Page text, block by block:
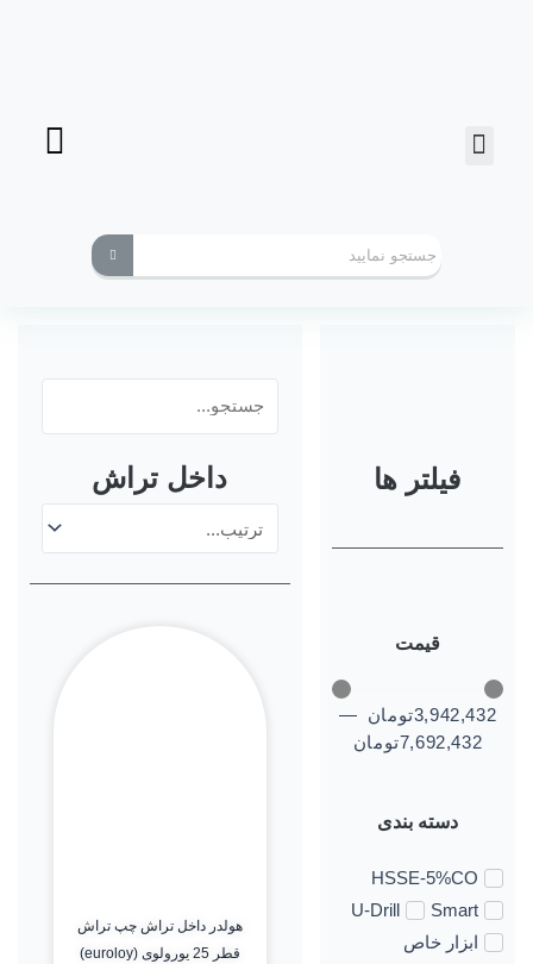
فیلتر ها
قیمت
3,942,432تومان —
7,692,432تومان
دسته بندی
HSSE-5%CO
Smart
U-Drill
ابزار خاص
داخل تراش
هولدر داخل تراش چپ تراش
قطر 25 یورولوی (euroloy)